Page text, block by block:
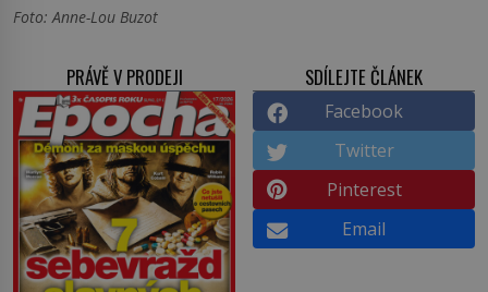
Foto: Anne-Lou Buzot
PRÁVĚ V PRODEJI SDÍLEJTE ČLÁNEK
Facebook
Twitter
Pinterest
Email